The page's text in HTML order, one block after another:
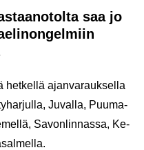
saa jo
het­kel­lä ajan­va­rauk­sel­la
Ju­val­la, Puu­ma­
Sa­von­lin­nas­sa, Ke­